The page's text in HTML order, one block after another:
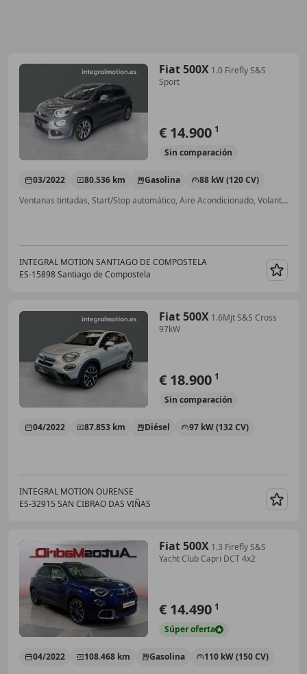
Fiat 500X 1.0 Firefly S&S
Sport
€ 14.900 1
Sin comparación
03/2022 80.536 km Gasolina
88 kW (120 CV)
Ventanas tintadas, Start/Stop automático, Aire Acondicionado, Volante multifunción, Cierre centralizado, ABS, Bluetooth, Airbag acompañante
INTEGRAL MOTION SANTIAGO DE COMPOSTELA
ES-15898 Santiago de Compostela
Fiat 500X 1.6Mjt S&S Cross
97kW
€ 18.900 1
Sin comparación
04/2022 87.853 km Diésel 97 kW (132 CV)
INTEGRAL MOTION OURENSE
ES-32915 SAN CIBRAO DAS VIÑAS
Fiat 500X 1.3 Firefly S&S
Yacht Club Capri DCT 4x2
€ 14.490 1
Súperoferta
04/2022 108.468 km Gasolina 110 kW (150 CV)